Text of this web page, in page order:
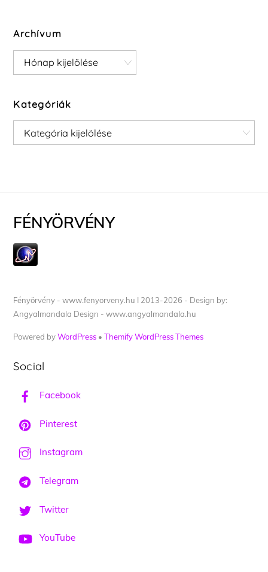
Archívum
Archívum
Kategóriák
Kategóriák
FÉNYÖRVÉNY
Fényörvény - www.fenyorveny.hu I 2013-2026 - Design by:
Angyalmandala Design - www.angyalmandala.hu
Powered byWordPress •Themify WordPress Themes
Social
Facebook
Pinterest
Instagram
Telegram
Twitter
YouTube